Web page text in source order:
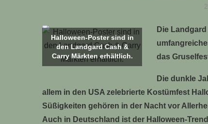
Halloween-Poster sind in
den Landgard Cash &
Carry Märkten erhältlich.
Die
das
Die dunkle
allem in den USA zelebrierte Kostümfest
Süßigkeiten gehören in der Nacht vor
Auch in Deutschland ist der Halloween-